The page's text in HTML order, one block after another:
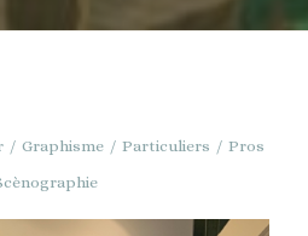
/ Graphisme / Particuliers / Pros